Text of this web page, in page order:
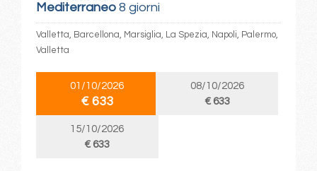
Mediterraneo8 giorni
Valletta, Barcellona, Marsiglia, La Spezia, Napoli, Palermo,
Valletta
01/10/2026
€ 633
08/10/2026
€ 633
15/10/2026
€ 633